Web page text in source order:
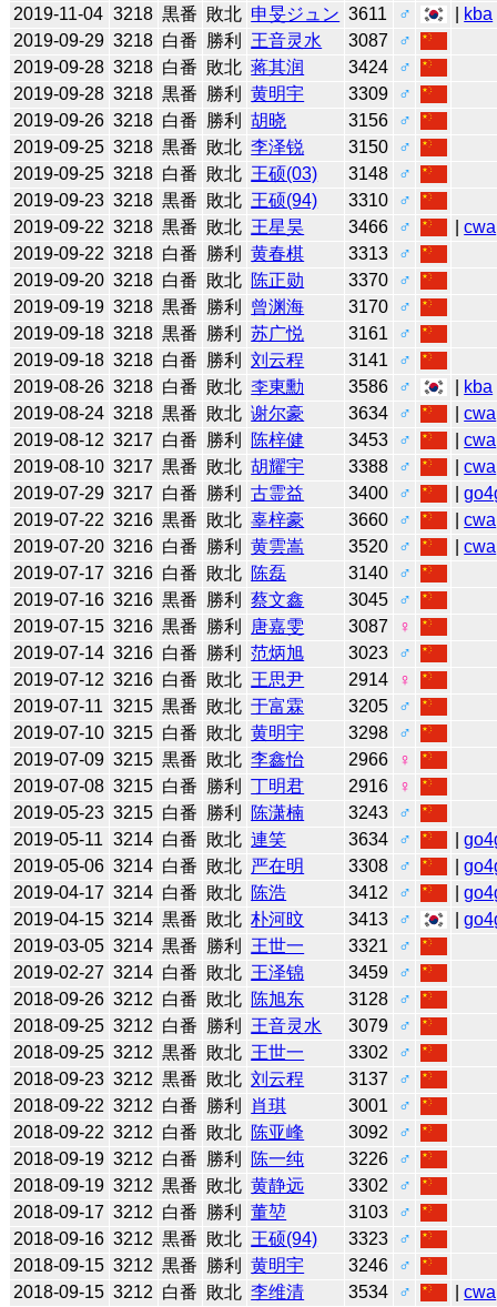
2019-11-04 3218 黒番 敗北 申旻ジュン 3611 ♂ kba
2019-09-29 3218 白番 勝利 王音灵水 3087
♂
2019-09-28 3218 白番 敗北 蒋其润 3424
♂
2019-09-28 3218 黒番 勝利 黄明宇 3309
♂
2019-09-26 3218 白番 勝利 胡晓 3156
♂
2019-09-25 3218 黒番 敗北 李泽锐 3150
♂
2019-09-25 3218 白番 敗北 王硕(03) 3148
♂
2019-09-23 3218 黒番 敗北 王硕(94) 3310
♂
2019-09-22 3218 黒番 敗北 王星昊 3466 ♂ |cwa
2019-09-22 3218 白番 勝利 黄春棋 3313
♂
2019-09-20 3218 白番 敗北 陈正勋 3370
♂
2019-09-19 3218 黒番 勝利 曾渊海 3170
♂
2019-09-18 3218 黒番 勝利 苏广悦 3161
♂
2019-09-18 3218 白番 勝利 刘云程 3141
♂
2019-08-26 3218 白番 敗北 李東勳 3586 ♂ kba
2019-08-24 3218 黒番 敗北 谢尔豪 3634 ♂ |cwa
2019-08-12 3217 白番 勝利 陈梓健 3453 ♂ |cwa
2019-08-10 3217 黒番 敗北 胡耀宇 3388 ♂ |cwa
2019-07-29 3217 白番 勝利 古霊益 3400 ♂ |
2019-07-22 3216 黒番 敗北 辜梓豪 3660 ♂ |cwa
2019-07-20 3216 白番 勝利 黄雲嵩 3520 ♂ |cwa
2019-07-17 3216 白番 敗北 陈磊 3140
♂
2019-07-16 3216 黒番 勝利 蔡文鑫 3045
♂
2019-07-15 3216 黒番 勝利 唐嘉雯 3087
♀
2019-07-14 3216 白番 勝利 范炳旭 3023
♂
2019-07-12 3216 白番 敗北 王思尹 2914
♀
2019-07-11 3215 黒番 敗北 于富霖 3205
♂
2019-07-10 3215 白番 敗北 黄明宇 3298
♂
2019-07-09 3215 黒番 敗北 李鑫怡 2966
♀
2019-07-08 3215 白番 勝利 丁明君 2916
♀
2019-05-23 3215 白番 勝利 陈潇楠 3243
♂
2019-05-11 3214 白番 敗北 連笑 3634 ♂ |
2019-05-06 3214 白番 敗北 严在明 3308 ♂ |
2019-04-17 3214 白番 敗北 陈浩 3412 ♂ |
2019-04-15 3214 黒番 敗北 朴河旼 3413 ♂ |
2019-03-05 3214 黒番 勝利 王世一 3321
♂
2019-02-27 3214 白番 敗北 王泽锦 3459
♂
2018-09-26 3212 白番 敗北 陈旭东 3128
♂
2018-09-25 3212 白番 勝利 王音灵水 3079
♂
2018-09-25 3212 黒番 敗北 王世一 3302
♂
2018-09-23 3212 黒番 敗北 刘云程 3137
♂
2018-09-22 3212 白番 勝利 肖琪 3001
♂
2018-09-22 3212 白番 敗北 陈亚峰 3092
♂
2018-09-19 3212 白番 勝利 陈一纯 3226
♂
2018-09-19 3212 黒番 敗北 黄静远 3302
♂
2018-09-17 3212 白番 勝利 董堃 3103
♂
2018-09-16 3212 黒番 敗北 王硕(94) 3323
♂
2018-09-15 3212 黒番 勝利 黄明宇 3246
♂
2018-09-15 3212 白番 敗北 李维清 3534 ♂ |cwa